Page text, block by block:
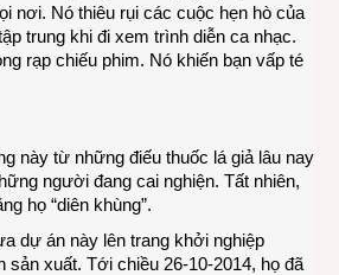
nơi. Nó thiêu rụi các cuộc hẹn hò của
trung khi đi xem trình diễn ca nhạc.
rạp chiếu phim. Nó khiến bạn vấp té
này từ những điếu thuốc lá giả lâu nay
người đang cai nghiện. Tất nhiên,
họ “diên khùng”.
dự án này lên trang khởi nghiệp
sản xuất. Tới chiều 26-10-2014, họ đã